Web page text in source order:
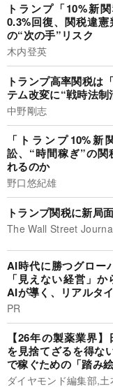
トランプ「10%新
0.3%回復、関税違
の“次の手”リスク
木内登英
トランプ高率関税は
テム改変に“戦時法
中野剛志
「トランプ10%
訟、“時間稼ぎ”の
れるのか
野口悠紀雄
トランプ関税に新局
The Wall Street
AI時代に勝つグロー
「見えない経営」
AIが導く、リアルタ
PR
【26年の製薬業界
を見捨てざるを得な
で稼ぐための「踏み
ダイヤモンド編集部,土